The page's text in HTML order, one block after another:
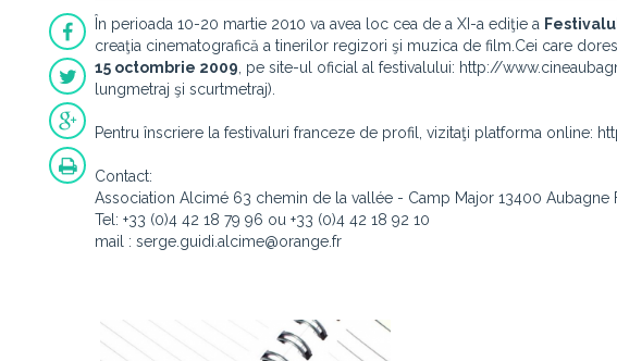
În perioada 10-20 martie 2010 va avea loc cea de a XI-a ediţie a
creaţia cinematografică a tinerilor regizori şi muzica de film.Cei care
15 octombrie 2009 , pe site-ul oficial al festivalului: http://
lungmetraj şi scurtmetraj).
Pentru înscriere la festivaluri franceze de profil, vizitaţi platforma online:
Contact:
Association Alcimé 63 chemin de la vallée - Camp Major 13400 Aubagne
Tel: +33 (0)4 42 18 79 96 ou +33 (0)4 42 18 92 10
mail : serge.guidi.alcime@orange.fr